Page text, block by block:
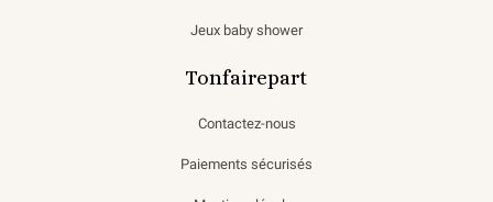
Jeux baby shower
Tonfairepart
Contactez-nous
Paiements sécurisés